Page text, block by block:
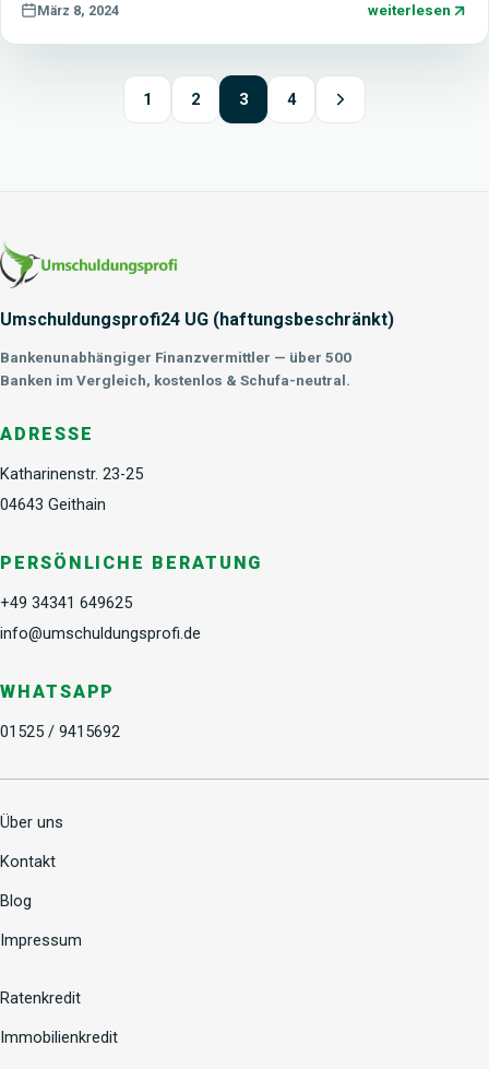
März 8, 2024 weiterlesen
1 2 3 4
Umschuldungsprofi24 UG (haftungsbeschränkt)
Bankenunabhängiger Finanzvermittler — über 500
Banken im Vergleich, kostenlos & Schufa-neutral.
ADRESSE
Katharinenstr. 23-25
04643 Geithain
PERSÖNLICHE BERATUNG
+49 34341 649625
info@umschuldungsprofi.de
WHATSAPP
01525 / 9415692
Über uns
Kontakt
Blog
Impressum
Ratenkredit
Immobilienkredit